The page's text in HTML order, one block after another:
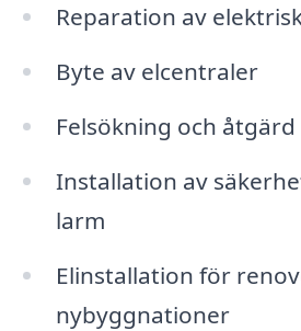
Reparation av
Byte av elcentraler
Felsökning och
Installation av
larm
Elinstallation för
nybyggnationer